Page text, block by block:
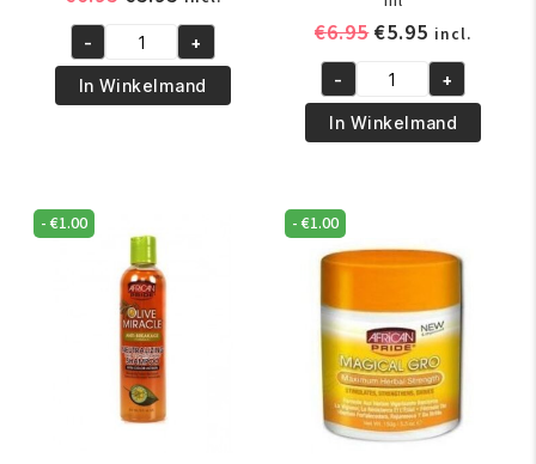
was:
€6.95.
prijs
is:
€5.95.
African
Pride
Shea
Curls
Pudding
aantal
- +
In Winkelmand
€6.95
was:
€6.95.
€5.95 Huidige
prijs
is:
€5.95.
incl.
African
Pride
Olive
Anti-
Breakage
Braid
Spray
355
ml
aantal
- +
In Winkelmand
-€1.00 -€1.00